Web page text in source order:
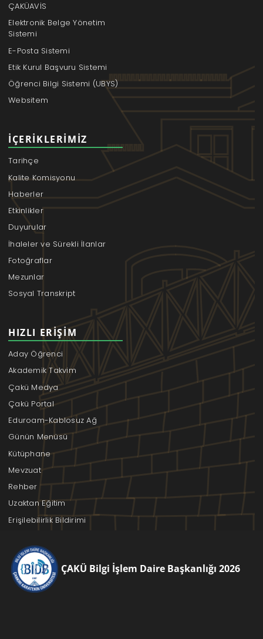
ÇAKÜAVİS
Elektronik Belge Yönetim
Sistemi
E-Posta Sistemi
Etik Kurul Başvuru Sistemi
Öğrenci Bilgi Sistemi (UBYS)
Websitem
İÇERIKLERIMIZ
Tarihçe
Kalite Komisyonu
Haberler
Etkinlikler
Duyurular
İhaleler ve Sürekli İlanlar
Fotoğraflar
Mezunlar
Sosyal Transkript
HIZLI ERIŞIM
Aday Öğrenci
Akademik Takvim
Çakü Medya
Çakü Portal
Eduroam-Kablosuz Ağ
Günün Menüsü
Kütüphane
Mevzuat
Rehber
Uzaktan Eğitim
Erişilebilirlik Bildirimi
ÇAKÜ Bilgi İşlem Daire Başkanlığı 2026